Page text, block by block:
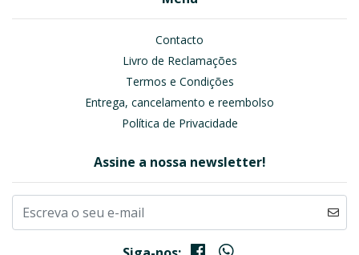
Contacto
Livro de Reclamações
Termos e Condições
Entrega, cancelamento e reembolso
Política de Privacidade
Assine a nossa newsletter!